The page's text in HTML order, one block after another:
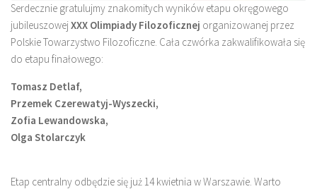
Serdecznie gratulujmy znakomitych wyników etapu okręgowego
jubileuszowejXXX Olimpiady Filozoficznej organizowanej przez
Polskie Towarzystwo Filozoficzne. Cała czwórka zakwalifikowała się
do etapu finałowego:
Tomasz Detlaf,
Przemek Czerewatyj-Wyszecki,
Zofia Lewandowska,
Olga Stolarczyk
Etap centralny odbędzie się już 14 kwietnia w Warszawie. Warto